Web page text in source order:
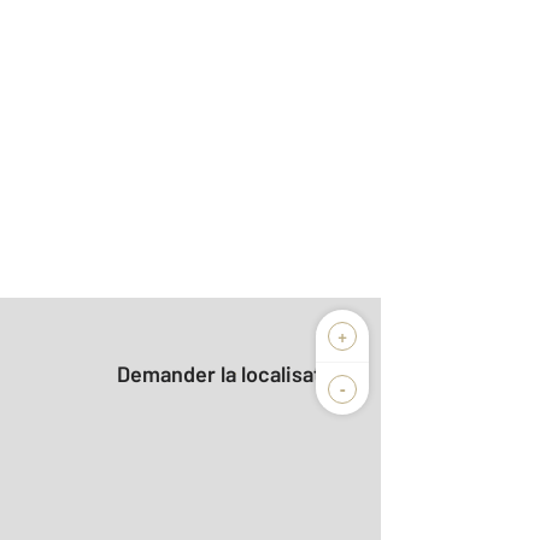
+
-
Demander la localisation